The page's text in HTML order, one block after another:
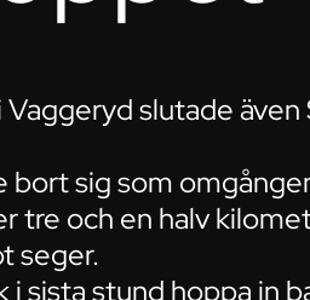
slutade
bort sig som
tre och en halv
seger.
sista stund hoppa in